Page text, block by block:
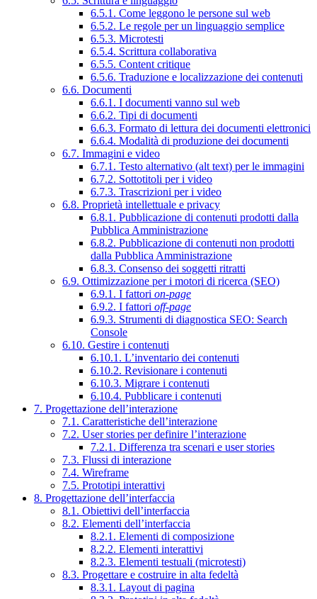
6.5.1. Come leggono le persone sul web
6.5.2. Le regole per un linguaggio semplice
6.5.3. Microtesti
6.5.4. Scrittura collaborativa
6.5.5. Content critique
6.5.6. Traduzione e localizzazione dei contenuti
6.6. Documenti
6.6.1. I documenti vanno sul web
6.6.2. Tipi di documenti
6.6.3. Formato di lettura dei documenti elettronici
6.6.4. Modalità di produzione dei documenti
6.7. Immagini e video
6.7.1. Testo alternativo (alt text) per le immagini
6.7.2. Sottotitoli per i video
6.7.3. Trascrizioni per i video
6.8. Proprietà intellettuale e privacy
6.8.1. Pubblicazione di contenuti prodotti dalla
Pubblica Amministrazione
6.8.2. Pubblicazione di contenuti non prodotti
dalla Pubblica Amministrazione
6.8.3. Consenso dei soggetti ritratti
6.9. Ottimizzazione per i motori di ricerca (SEO)
6.9.1. I fattori on-page
6.9.2. I fattori off-page
6.9.3. Strumenti di diagnostica SEO: Search
Console
6.10. Gestire i contenuti
6.10.1. L’inventario dei contenuti
6.10.2. Revisionare i contenuti
6.10.3. Migrare i contenuti
6.10.4. Pubblicare i contenuti
7. Progettazione dell’interazione
7.1. Caratteristiche dell’interazione
7.2. User stories per definire l’interazione
7.2.1. Differenza tra scenari e user stories
7.3. Flussi di interazione
7.4. Wireframe
7.5. Prototipi interattivi
8. Progettazione dell’interfaccia
8.1. Obiettivi dell’interfaccia
8.2. Elementi dell’interfaccia
8.2.1. Elementi di composizione
8.2.2. Elementi interattivi
8.2.3. Elementi testuali (microtesti)
8.3. Progettare e costruire in alta fedeltà
8.3.1. Layout di pagina